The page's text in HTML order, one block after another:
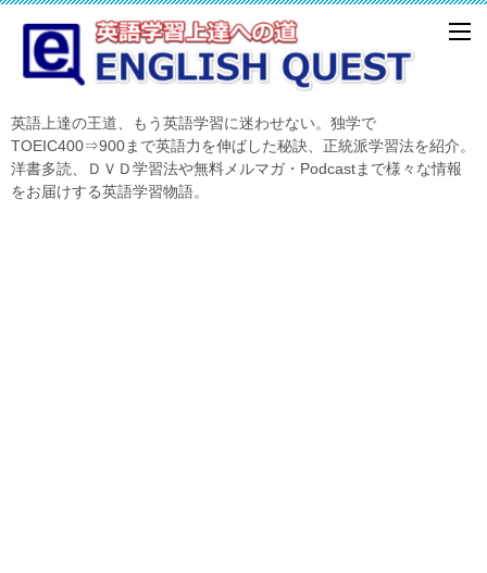
英語上達の王道、もう英語学習に迷わせない。独学で
TOEIC400⇒900まで英語力を伸ばした秘訣、正統派学習法を紹介。
洋書多読、ＤＶＤ学習法や無料メルマガ・Podcastまで様々な情報
をお届けする英語学習物語。